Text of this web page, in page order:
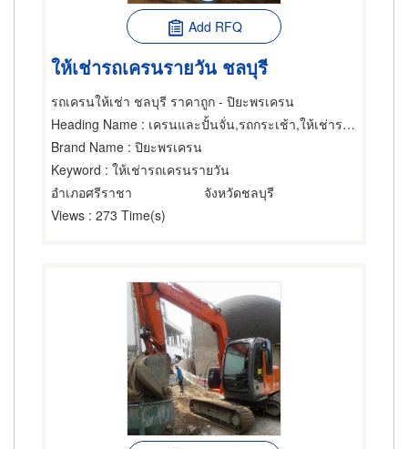
Add RFQ
ให้เช่ารถเครนรายวัน ชลบุรี
รถเครนให้เช่า ชลบุรี ราคาถูก - ปิยะพรเครน
Heading Name : เครนและปั้นจั่น,รถกระเช้า,ให้เช่ารถแทรกเตอร์
Brand Name : ปิยะพรเครน
Keyword : ให้เช่ารถเครนรายวัน
อำเภอศรีราชา
จังหวัดชลบุรี
Views : 273 Time(s)